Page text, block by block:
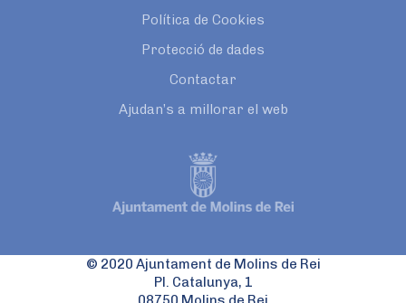
Política de Cookies
Protecció de dades
Contactar
Ajudan’s a millorar el web
© 2020 Ajuntament de Molins de Rei
Pl. Catalunya, 1